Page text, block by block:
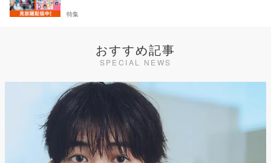
特集
おすすめ記事
SPECIAL NEWS